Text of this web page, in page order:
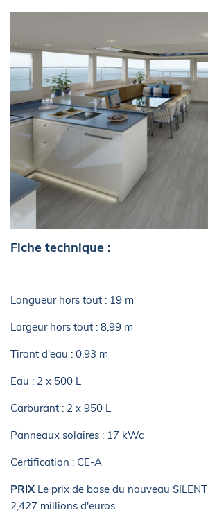
Fiche technique :
Longueur hors tout : 19 m
Largeur hors tout : 8,99 m
Tirant d'eau : 0,93 m
Eau : 2 x 500 L
Carburant : 2 x 950 L
Panneaux solaires : 17 kWc
Certification : CE-A
PRIX Le prix de base du nouveau
2,427 millions d'euros.